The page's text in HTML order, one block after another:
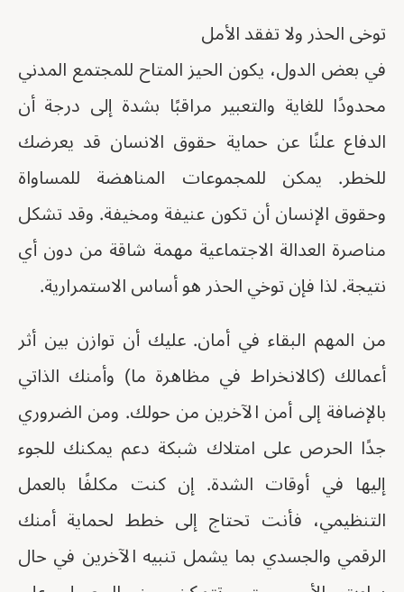
توخى الحذر ولا تفقد الأمل
في بعض الدول، يكون الحيز المتاح للمجتمع المدني
محدودًا للغاية والتعبير مراقبًا بشدة إلى درجة أن
الدفاع علنًا عن حماية حقوق الانسان قد يعرضك
للخطر. يمكن للمجموعات المناهضة للمساواة
وحقوق الإنسان أن تكون عنيفة ومخيفة. وقد تشكل
مناصرة العدالة الاجتماعية مهمة شاقة من دون أي
نتيجة. لذا فإن توخي الحذر هو أساس الاستمرارية.
من المهم البقاء في أمان. عليك أن توازن بين أثر
أعمالك (كالانخراط في مظاهرة ما) وأمنك الذاتي
بالإضافة إلى أمن الآخرين من حولك. ومن الضروري
جدًا الحرص على امتلاك شبكة دعم يمكنك للجوء
إليها في أوقات الشدة. إن كنت مكلفًا بالعمل
التنظيمي، فأنت تحتاج إلى خطط لحماية أمنك
الرقمي والجسدي بما يشمل تنبيه الآخرين في حال